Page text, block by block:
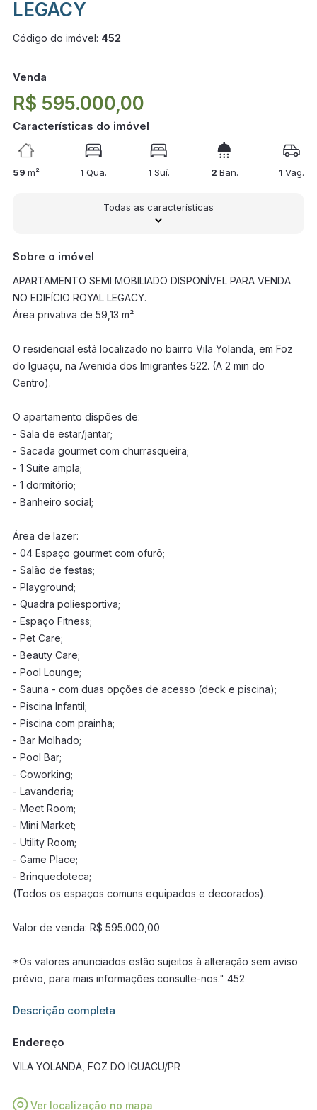
LEGACY
Código do imóvel: 452
Venda
R$ 595.000,00
Características do imóvel
59 m² 1Qua. 1 Suí. 2 Ban. 1Vag.
Todas as características
Sobre o imóvel
APARTAMENTO SEMI MOBILIADO DISPONÍVEL PARA VENDA
NO EDIFÍCIO ROYAL LEGACY.
Área privativa de 59,13 m²
O residencial está localizado no bairro Vila Yolanda, em Foz
do Iguaçu, na Avenida dos Imigrantes 522. (A 2 min do
Centro).
O apartamento dispões de:
- Sala de estar/jantar;
- Sacada gourmet com churrasqueira;
- 1 Suíte ampla;
- 1 dormitório;
- Banheiro social;
Área de lazer:
- 04 Espaço gourmet com ofurô;
- Salão de festas;
- Playground;
- Quadra poliesportiva;
- Espaço Fitness;
- Pet Care;
- Beauty Care;
- Pool Lounge;
- Sauna - com duas opções de acesso (deck e piscina);
- Piscina Infantil;
- Piscina com prainha;
- Bar Molhado;
- Pool Bar;
- Coworking;
- Lavanderia;
- Meet Room;
- Mini Market;
- Utility Room;
- Game Place;
- Brinquedoteca;
(Todos os espaços comuns equipados e decorados).
Valor de venda: R$ 595.000,00
*Os valores anunciados estão sujeitos à alteração sem aviso
prévio, para mais informações consulte-nos." 452
Informações adicionais sobre este imóvel estarão disponíveis
Descrição completa
Endereço
VILA YOLANDA, FOZ DO IGUACU/PR
Ver localização no mapa